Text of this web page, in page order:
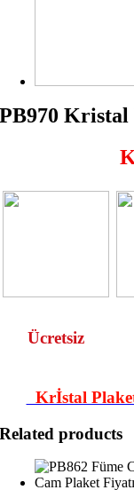
PB970 Kristal
Ücretsiz
Krİstal
Related products